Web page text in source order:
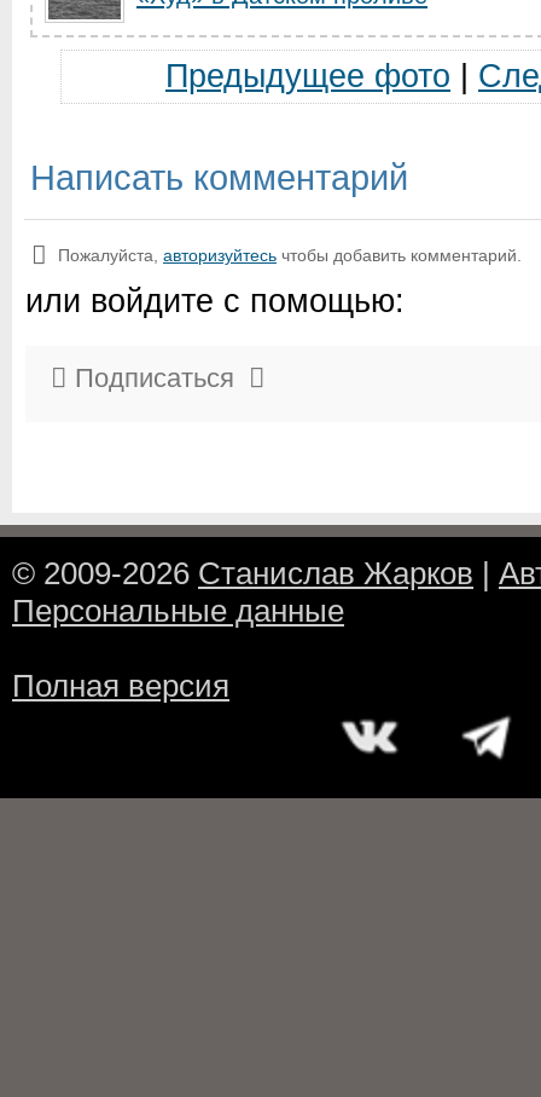
Предыдущее фото
Написать комментарий
Пожалуйста, авторизуйтесь чтобы добавить комментарий.
или войдите с помощью:
Подписаться
© 2009-2026 Станислав Жарков |
Персональные данные
Полная версия